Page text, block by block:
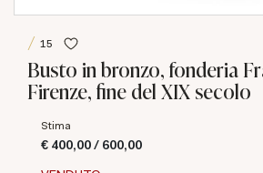
15
Busto in bronzo, fonderia
Firenze, fine del XIX secolo
Stima
€ 400,00 / 600,00